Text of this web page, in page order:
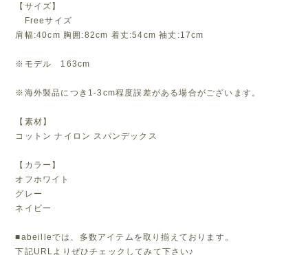
【サイズ】
Freeサイズ
肩幅:40cm 胸囲:82cm 着丈:54cm 袖丈:17cm
※モデル 163cm
※海外製品につき1-3cm程度誤差がある場合がございます。
【素材】
コットン ナイロン スパンデックス
【カラー】
オフホワイト
グレー
ネイビー
■abeilleでは、多数アイテムを取り揃えております。
下記URLよりぜひチェックしてみて下さい♪